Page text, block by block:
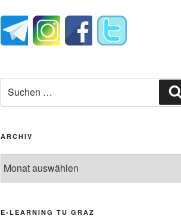
nach:
ARCHIV
E-LEARNING TU GRAZ